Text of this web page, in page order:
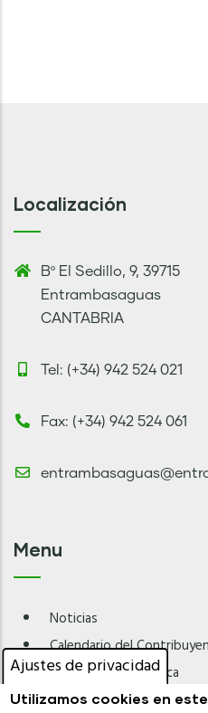
Localización
Bº El Sedillo, 9, 39715
Entrambasaguas
CANTABRIA
Tel: (+34) 942 524 021
Fax: (+34) 942 524 061
Menu
Noticias
Calendario del
Normativa Urbanística
Calendario Punto Limpio
Ajustes de privacidad
Utilizamos cookies en